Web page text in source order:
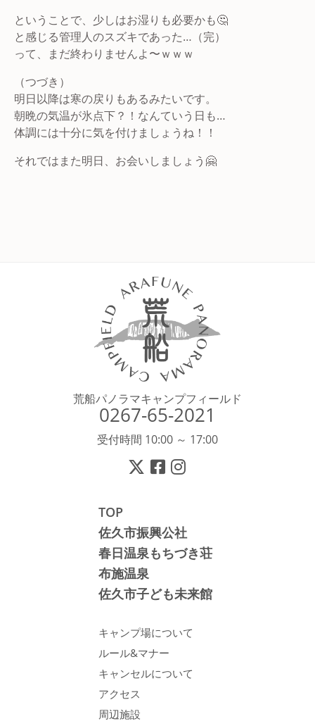
ということで、少しはお湿りも必要かも🤔
と感じる管理人のスズキであった…（完）
って、まだ終わりませんよ〜ｗｗｗ
（つづき）
明日以降は寒の戻りもあるみたいです。
朝晩の気温が氷点下？！なんていう日も…
体調には十分に気を付けましょうね！！
それではまた明日、お会いしましょう🤗
荒船パノラマキャンプフィールド
0267-65-2021
受付時間 10:00 ～ 17:00
TOP
佐久市振興公社
春日温泉もちづき荘
布施温泉
佐久市子ども未来館
キャンプ場について
ルール&マナー
キャンセルについて
アクセス
周辺施設